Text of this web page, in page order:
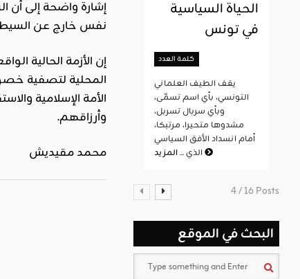
إشارة واضحة إلى
نفس خارج عن
إن الأزمة الحالية
المحلية لتصفية
الأمة الإسلامية
وأرزاقهم.
محمد مقيديش
الحياة السياسية
في تونس
كلمة العدد
يقف الطيف العلماني
التونسي، بأي اسم تسمّى،
وبأي سربال تسربل،
مشدوها متحيرا، مرتبكا،
أمام انسداد الأفق السياسي
الذي ...المزيد
4 / 16 Posts
البحث في الموقع